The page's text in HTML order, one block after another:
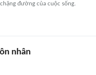
đường của cuộc sống.
nhân